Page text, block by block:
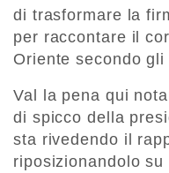
di trasformare la
per raccontare il
Oriente secondo gli
Val la pena qui
di spicco della
sta rivedendo il
riposizionandolo su